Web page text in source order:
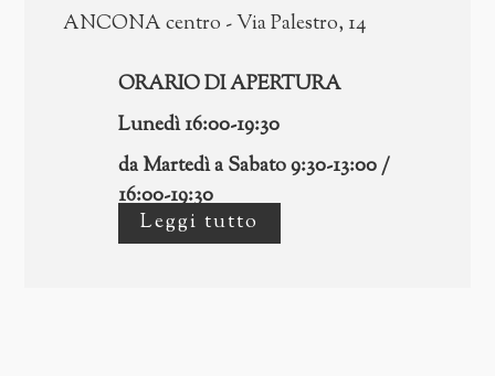
ANCONA centro - Via Palestro, 14
ORARIO DI APERTURA
Lunedì 16:00-19:30
da Martedì a Sabato 9:30-13:00 /
16:00-19:30
CHIUSO Domenica
Leggi tutto